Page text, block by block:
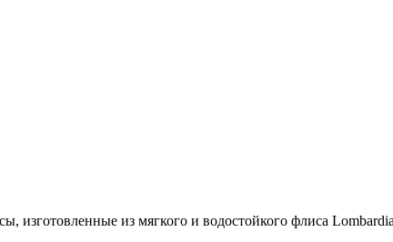
изготовленные из мягкого и водостойкого флиса